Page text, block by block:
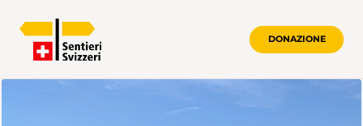
DONAZIONE